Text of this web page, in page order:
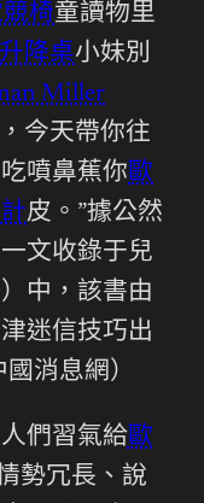
競椅童讀物里
降桌小妹別
Miller
今天帶你往
噴鼻蕉你歐
皮。”據公然
文收錄于兒
中，該書由
迷信技巧出
消息網）
們習氣給歐
勢冗長、說